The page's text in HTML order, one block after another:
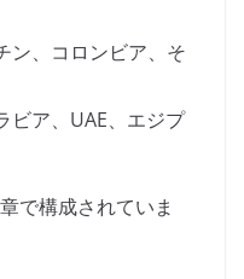
ン、コロンビア、そ
ビア、UAE、エジプ
で構成されていま